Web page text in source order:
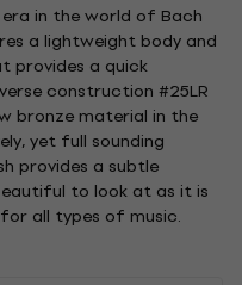
in the world of Bach
a lightweight body and
provides a quick
construction #25LR
bronze material in the
yet full sounding
provides a subtle
to look at as it is
all types of music.